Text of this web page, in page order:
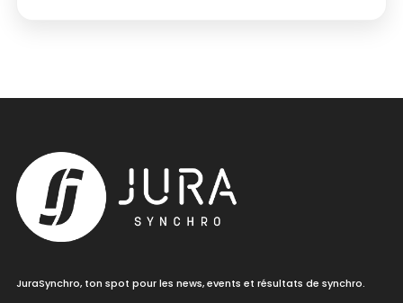
JuraSynchro, ton spot pour les news, events et résultats de synchro.